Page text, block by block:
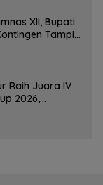
XII, Bupati
Tampil
Raih Juara IV
2026,